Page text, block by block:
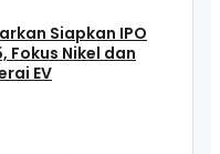
Siapkan IPO
Fokus Nikel dan
EV